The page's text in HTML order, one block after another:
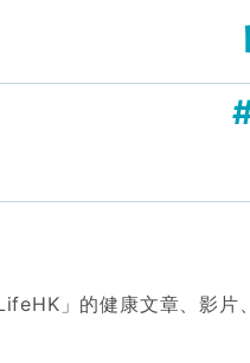
」的健康文章、影片